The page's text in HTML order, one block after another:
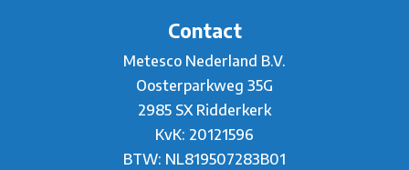
Contact
Metesco Nederland B.V.
Oosterparkweg 35G
2985 SX Ridderkerk
KvK: 20121596
BTW: NL819507283B01